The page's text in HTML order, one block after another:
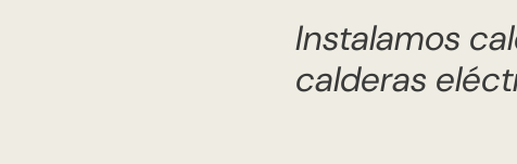
Instalamos
calderas